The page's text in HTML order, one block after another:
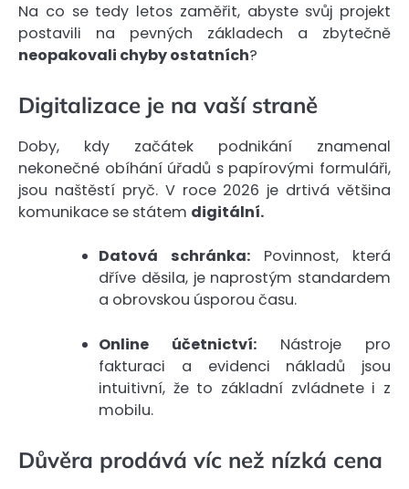
Na co se tedy letos zaměřit, abyste svůj projekt
postavili na pevných základech a zbytečně
neopakovali chyby ostatních?
Digitalizace je na vaší straně
Doby, kdy začátek podnikání znamenal
nekonečné obíhání úřadů s papírovými formuláři,
jsou naštěstí pryč. V roce 2026 je drtivá většina
komunikace se státem digitální.
Datová schránka: Povinnost, která
dříve děsila, je naprostým standardem
a obrovskou úsporou času.
Online účetnictví: Nástroje pro
fakturaci a evidenci nákladů jsou
intuitivní, že to základní zvládnete i z
mobilu.
Důvěra prodává víc než nízká cena